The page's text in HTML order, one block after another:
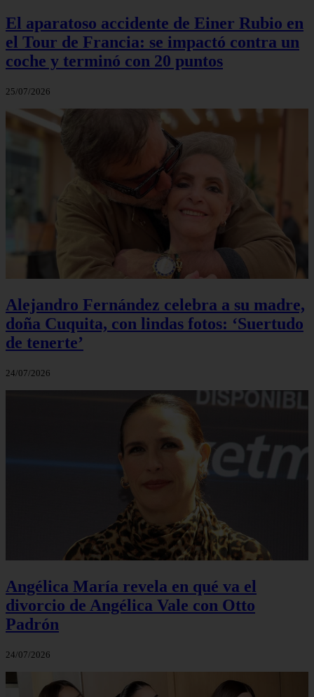
El aparatoso accidente de Einer Rubio en
el Tour de Francia: se impactó contra un
coche y terminó con 20 puntos
25/07/2026
Alejandro Fernández celebra a su madre,
doña Cuquita, con lindas fotos: ‘Suertudo
de tenerte’
24/07/2026
Angélica María revela en qué va el
divorcio de Angélica Vale con Otto
Padrón
24/07/2026